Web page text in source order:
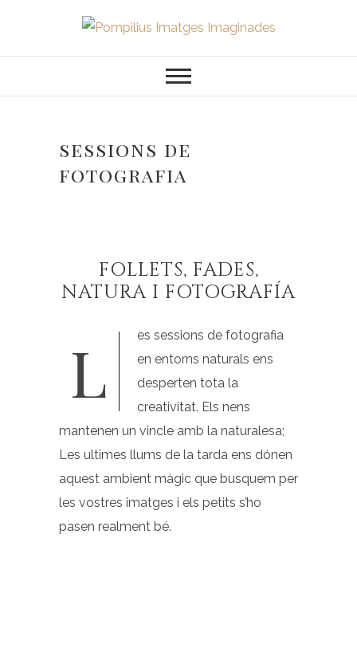
contenido
Pompilius
Imatges
Imaginades
sessions de
fotografia
FOLLETS, FADES,
NATURA I FOTOGRAFÍA
Les sessions de fotografia
en entorns naturals ens
desperten tota la
creativitat. Els nens
mantenen un vincle amb la naturalesa;
Les ultimes llums de la tarda ens dónen
aquest ambient màgic que busquem per
les vostres imatges i els petits s’ho
pasen realment bé.